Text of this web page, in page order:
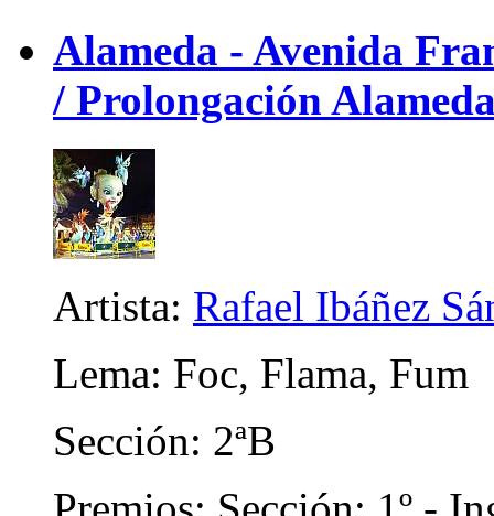
Alameda - Avenida
/ Prolongación
Artista: Rafael Ibáñez
Lema: Foc, Flama, Fum
Sección: 2ªB